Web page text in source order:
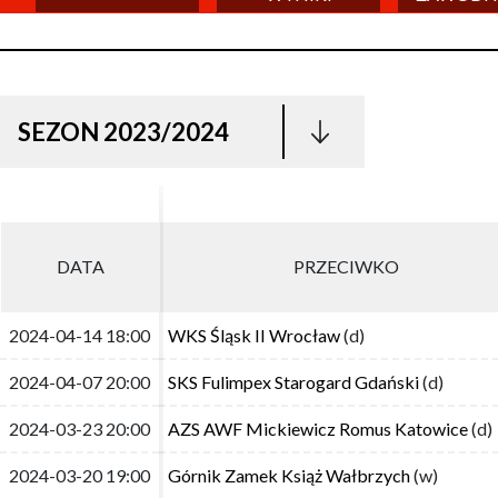
SEZON 2023/2024
DATA PRZECIWKO
2024-04-14 18:00 WKS Śląsk II Wrocław(d)
2024-04-07 20:00 SKS Fulimpex Starogard Gdański(d)
2024-03-23 20:00 AZS AWF Mickiewicz Romus Katowice(d)
2024-03-20 19:00 Górnik Zamek Książ Wałbrzych(w)
DATA PRZECIWKO
2024-04-14 18:00 WKS Śląsk II Wrocław(d)
2024-04-07 20:00 SKS Fulimpex Starogard Gdański(d)
2024-03-23 20:00 AZS AWF Mickiewicz Romus Katowice(d)
2024-03-20 19:00 Górnik Zamek Książ Wałbrzych(w)